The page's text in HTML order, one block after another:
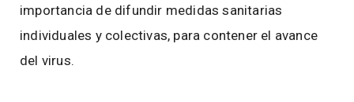
importancia de difundir medidas sanitarias
individuales y colectivas, para contener el avance
del virus.